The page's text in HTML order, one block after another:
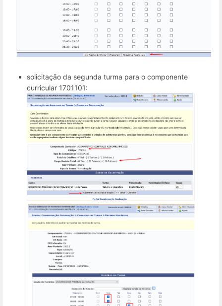
solicitação da segunda turma para o componente
curricular 1701101: